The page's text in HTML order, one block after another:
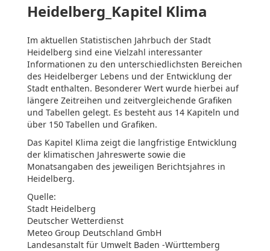
Heidelberg_Kapitel Klima
Im aktuellen Statistischen Jahrbuch der Stadt
Heidelberg sind eine Vielzahl interessanter
Informationen zu den unterschiedlichsten Bereichen
des Heidelberger Lebens und der Entwicklung der
Stadt enthalten. Besonderer Wert wurde hierbei auf
längere Zeitreihen und zeitvergleichende Grafiken
und Tabellen gelegt. Es besteht aus 14 Kapiteln und
über 150 Tabellen und Grafiken.
Das Kapitel Klima zeigt die langfristige Entwicklung
der klimatischen Jahreswerte sowie die
Monatsangaben des jeweiligen Berichtsjahres in
Heidelberg.
Quelle:
Stadt Heidelberg
Deutscher Wetterdienst
Meteo Group Deutschland GmbH
Landesanstalt für Umwelt Baden -Württemberg